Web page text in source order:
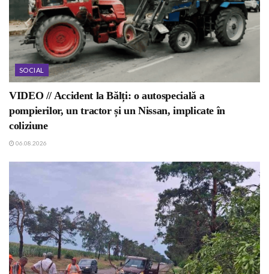
SOCIAL
VIDEO // Accident la Bălți: o autospecială a
pompierilor, un tractor și un Nissan, implicate în
coliziune
06.08.2026